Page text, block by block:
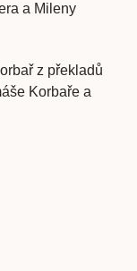
a Mileny
z překladů
Korbaře a